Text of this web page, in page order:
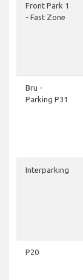
Front Park 1
- Fast Zone
Bru -
Parking P31
Interparking
P20